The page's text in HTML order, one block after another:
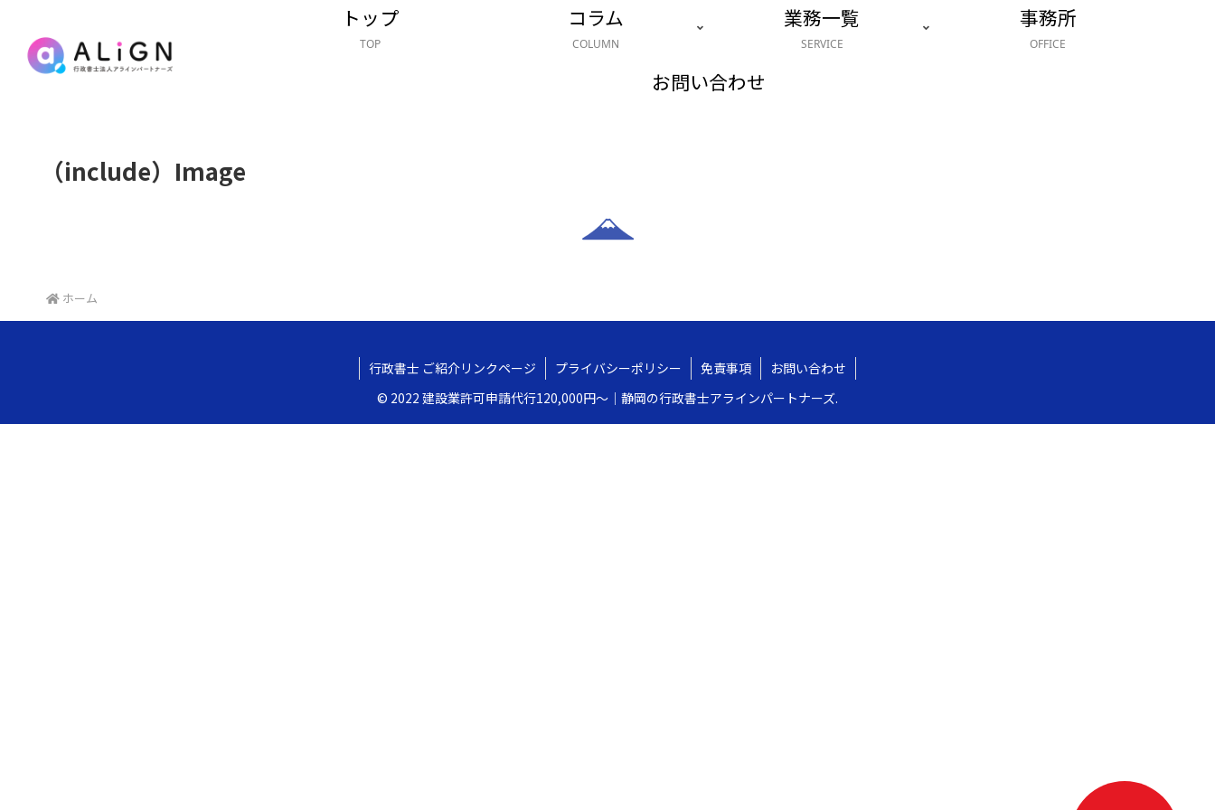
トップ
TOP
コラム
COLUMN
業務一覧
SERVICE
事務所
OFFICE
お問い合わせ
（include）Image
ホーム
行政書士 ご紹介リンクページ プライバシーポリシー 免責事項
お問い合わせ
© 2022 建設業許可申請代行120,000円〜｜静岡の行政書士アラインパートナーズ.